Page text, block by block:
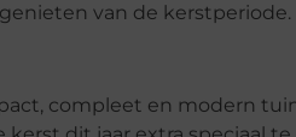
van de kerstperiode.
compleet en modern